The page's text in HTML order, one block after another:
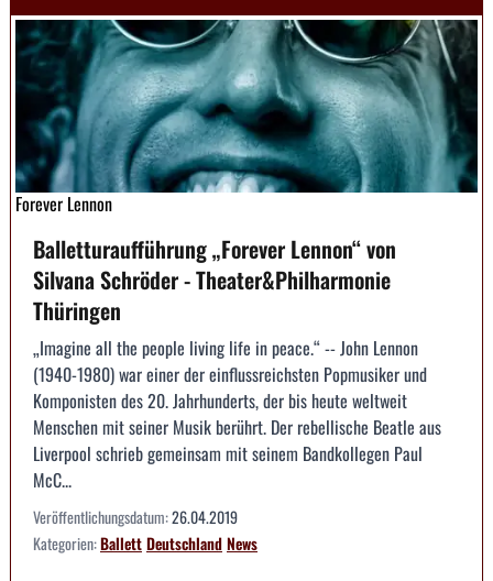
Forever Lennon
Balletturaufführung „Forever Lennon“ von
Silvana Schröder - Theater&Philharmonie
Thüringen
„Imagine all the people living life in peace.“ -- John Lennon
(1940-1980) war einer der einflussreichsten Popmusiker und
Komponisten des 20. Jahrhunderts, der bis heute weltweit
Menschen mit seiner Musik berührt. Der rebellische Beatle aus
Liverpool schrieb gemeinsam mit seinem Bandkollegen Paul
McC...
Veröffentlichungsdatum:26.04.2019
Kategorien:BallettDeutschlandNews